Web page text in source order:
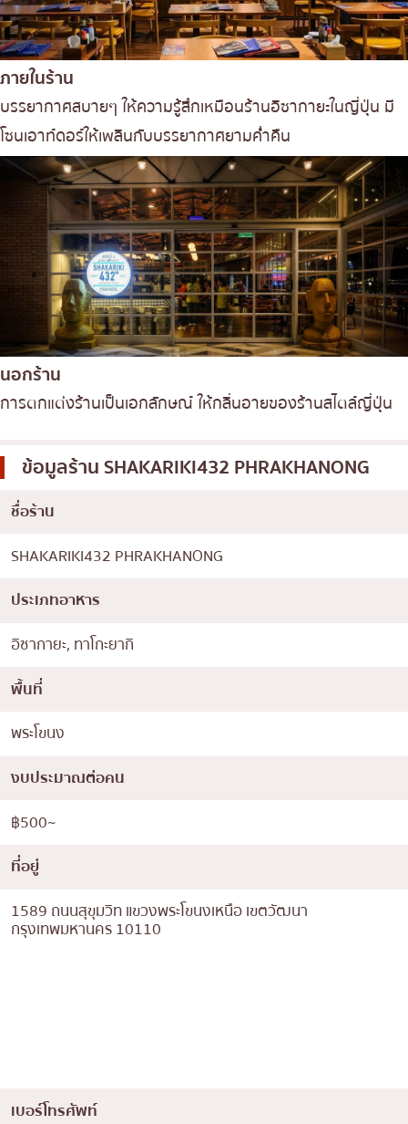
ภายในร้าน
บรรยากาศสบายๆ ให้ความรู้สึกเหมือนร้านอิซากายะในญี่ปุ่น มี
โซนเอาท์ดอร์ให้เพลินกับบรรยากาศยามค่ำคืน
นอกร้าน
การตกแต่งร้านเป็นเอกลักษณ์ ให้กลิ่นอายของร้านสไตล์ญี่ปุ่น
ข้อมูลร้านSHAKARIKI432 PHRAKHANONG
ชื่อร้าน
SHAKARIKI432 PHRAKHANONG
ประเภทอาหาร
อิซากายะ, ทาโกะยากิ
พื้นที่
พระโขนง
งบประมาณต่อคน
฿500~
ที่อยู่
⁠1589 ถนนสุขุมวิท แขวงพระโขนงเหนือ เขตวัฒนา
กรุงเทพมหานคร 10110⁠
เบอร์โทรศัพท์